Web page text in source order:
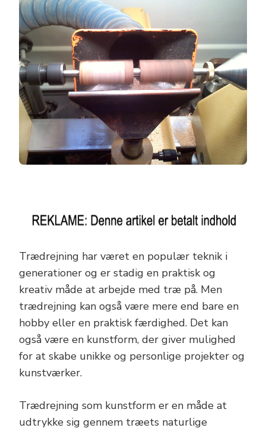
Trædrejning har været en populær teknik i
generationer og er stadig en praktisk og
kreativ måde at arbejde med træ på. Men
trædrejning kan også være mere end bare en
hobby eller en praktisk færdighed. Det kan
også være en kunstform, der giver mulighed
for at skabe unikke og personlige projekter og
kunstværker.
Trædrejning som kunstform er en måde at
udtrykke sig gennem træets naturlige